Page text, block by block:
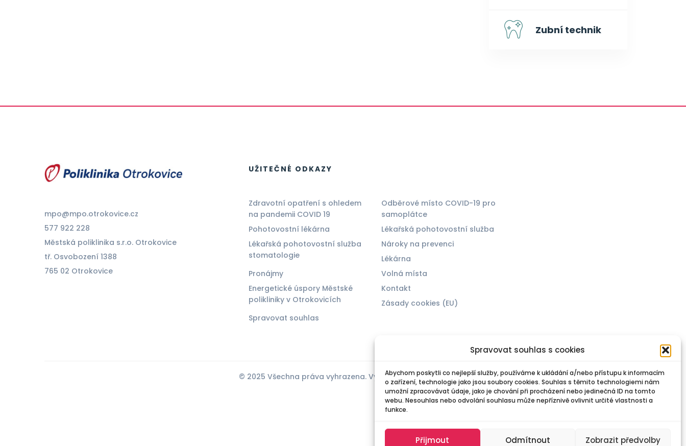
Spravovat souhlas s cookies
Abychom poskytli co nejlepší služby, používáme k ukládání a/nebo přístupu k informacím
o zařízení, technologie jako jsou soubory cookies. Souhlas s těmito technologiemi nám
umožní zpracovávat údaje, jako je chování při procházení nebo jedinečná ID na tomto
webu. Nesouhlas nebo odvolání souhlasu může nepříznivě ovlivnit určité vlastnosti a
funkce.
Přijmout Odmítnout Zobrazit předvolby
Zubní technik
mpo@mpo.otrokovice.cz
577 922 228
Městská poliklinika s.r.o. Otrokovice
tř. Osvobození 1388
765 02 Otrokovice
UŽITEČNÉ ODKAZY
Zdravotní opatření s ohledem
na pandemii COVID 19
Odběrové místo COVID-19 pro
samoplátce
Pohotovostní lékárna
Lékařská pohotovostní služba
Lékařská pohotovostní služba
stomatologie
Nároky na prevenci
Lékárna
Pronájmy
Volná místa
Energetické úspory Městské
polikliniky v Otrokovicích
Kontakt
Zásady cookies (EU)
Spravovat souhlas
© 2025 Všechna práva vyhrazena. Vytvořil Michael Bíreš